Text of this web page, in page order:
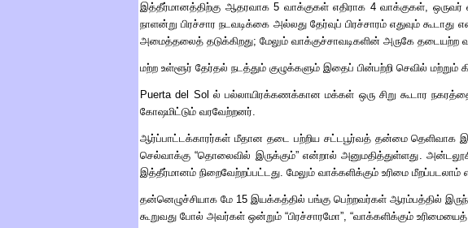
இத்தீர்மானத்திற்கு ஆதரவாக5 வாக்குகள் எதிராக 4வாக்குகள், ஒருவர்
நாளன்று பிரச்சார நடவடிக்கை அல்லது தேர்வுப் பிரச்சாரம் எதுவும் கூடாது
அமைத்தலைத் தடுக்கிறது; மேலும் வாக்குச்சாவடிகளின் அருகே தடையற்ற
மற்ற உள்ளூர் தேர்தல் நடத்தும் குழுக்களும் இதைப் பின்பற்றி செவில் மற்றும்
Puerta del Sol ல் பல்லாயிரக்கணக்கான மக்கள் ஒரு சிறு கூடார
கோஷமிட்டும் வரவேற்றனர்.
ஆர்ப்பாட்டக்காரர்கள் மீதான தடை பற்றிய சட்டபூர்வத் தன்மை தெளிவாக
செல்வாக்கு “தொலைவில் இருக்கும்”என்றால் அனுமதித்துள்ளது.
இத்தீர்மானம் நிறைவேற்றப்பட்டது. மேலும் வாக்களிக்கும் உரிமை மீறப்படலாம்
தன்னெழுச்சியாக மே 15 இயக்கத்தில் பங்கு பெற்றவர்கள் ஆரம்பத்தில்
கூறுவது போல் அவர்கள் ஒன்றும் “பிரச்சாரமோ”, “வாக்களிக்கும்